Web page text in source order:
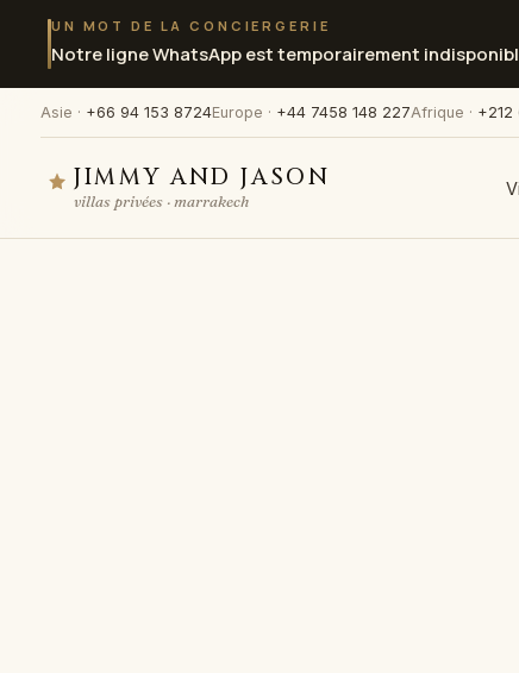
UN MOT DE LA CONCIERGERIE
Notre ligne WhatsApp est temporairement
Asie · +66 94 153 8724Europe · +44 7458 148 227Afrique · +212
JIMMY AND JASON
villas privées · marrakech